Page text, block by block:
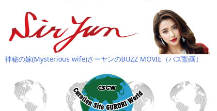
神秘の嫁(Mysterious wife)さーヤンのBUZZ MOVIE（バズ動画）